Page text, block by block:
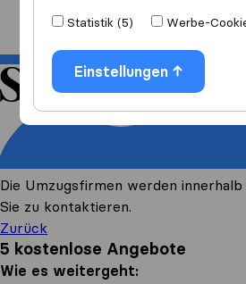
Statistik (5)
Werbe-
Einstellungen
Start
Die Umzugsfirmen werden innerhalb
Sie zu kontaktieren.
Zurück
5 kostenlose Angebote
Wie es weitergeht: